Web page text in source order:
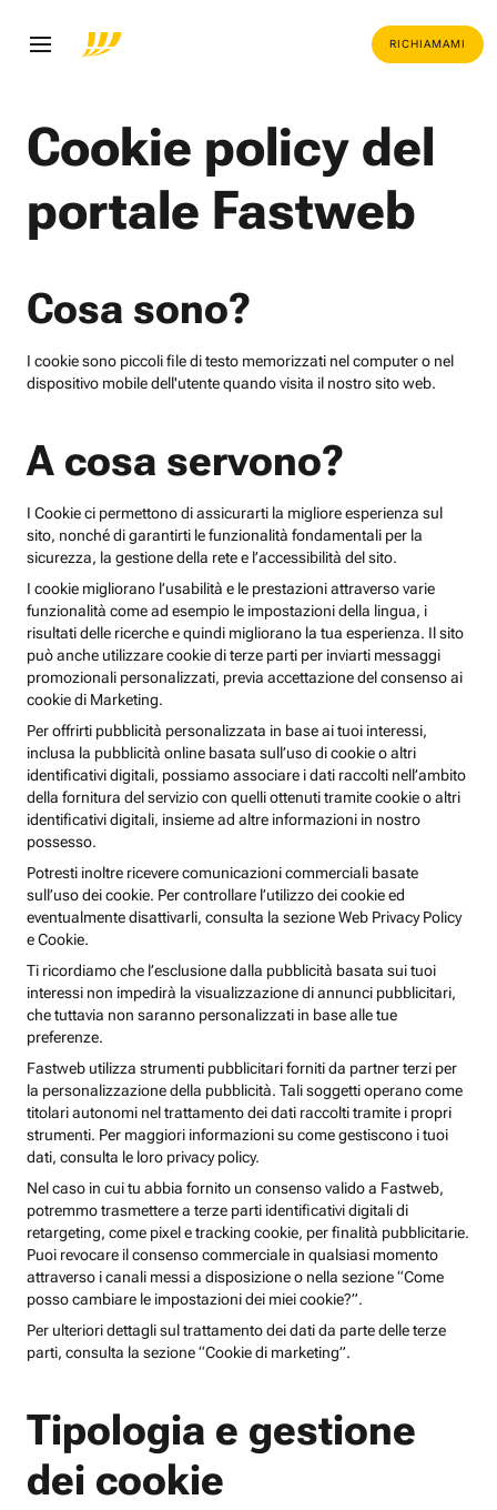
RICHIAMAMI
Cookie policy del
portale Fastweb
Cosa sono?
I cookie sono piccoli file di testo memorizzati nel computer o nel
dispositivo mobile dell'utente quando visita il nostro sito web.
A cosa servono?
I Cookie ci permettono di assicurarti la migliore esperienza sul
sito, nonché di garantirti le funzionalità fondamentali per la
sicurezza, la gestione della rete e l’accessibilità del sito.
I cookie migliorano l’usabilità e le prestazioni attraverso varie
funzionalità come ad esempio le impostazioni della lingua, i
risultati delle ricerche e quindi migliorano la tua esperienza. Il sito
può anche utilizzare cookie di terze parti per inviarti messaggi
promozionali personalizzati, previa accettazione del consenso ai
cookie di Marketing.
Per offrirti pubblicità personalizzata in base ai tuoi interessi,
inclusa la pubblicità online basata sull’uso di cookie o altri
identificativi digitali, possiamo associare i dati raccolti nell’ambito
della fornitura del servizio con quelli ottenuti tramite cookie o altri
identificativi digitali, insieme ad altre informazioni in nostro
possesso.
Potresti inoltre ricevere comunicazioni commerciali basate
sull’uso dei cookie. Per controllare l’utilizzo dei cookie ed
eventualmente disattivarli, consulta la sezione Web Privacy Policy
e Cookie.
Ti ricordiamo che l’esclusione dalla pubblicità basata sui tuoi
interessi non impedirà la visualizzazione di annunci pubblicitari,
che tuttavia non saranno personalizzati in base alle tue
preferenze.
Fastweb utilizza strumenti pubblicitari forniti da partner terzi per
la personalizzazione della pubblicità. Tali soggetti operano come
titolari autonomi nel trattamento dei dati raccolti tramite i propri
strumenti. Per maggiori informazioni su come gestiscono i tuoi
dati, consulta le loro privacy policy.
Nel caso in cui tu abbia fornito un consenso valido a Fastweb,
potremmo trasmettere a terze parti identificativi digitali di
retargeting, come pixel e tracking cookie, per finalità pubblicitarie.
Puoi revocare il consenso commerciale in qualsiasi momento
attraverso i canali messi a disposizione o nella sezione “Come
posso cambiare le impostazioni dei miei cookie?”.
Per ulteriori dettagli sul trattamento dei dati da parte delle terze
parti, consulta la sezione “Cookie di marketing”.
Tipologia e gestione
dei cookie